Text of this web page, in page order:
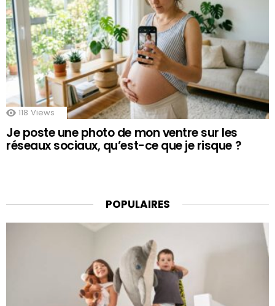
118 Views
Je poste une photo de mon ventre sur les
réseaux sociaux, qu’est-ce que je risque ?
POPULAIRES